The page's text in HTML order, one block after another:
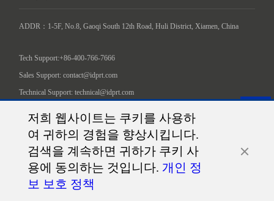
저희 웹사이트는 쿠키를 사용하
여 귀하의 경험을 향상시킵니다.
검색을 계속하면 귀하가 쿠키 사
용에 동의하는 것입니다. 개인 정
보 보호 정책
ADDR：1-5F, No.8, Gaoqi South 12th Road, Huli District, Xiamen, China
Tech Support:+86-400-766-7666
Sales Support: contact@idprt.com
Technical Support: technical@idprt.com
©2026 Xiamen Hanin Co., Ltd.